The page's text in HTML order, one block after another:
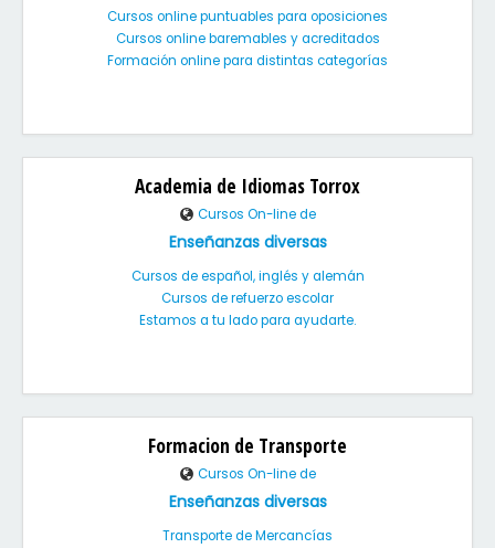
Cursos online puntuables para oposiciones
Cursos online baremables y acreditados
Formación online para distintas categorías
Academia de Idiomas Torrox
Cursos On-line de
Enseñanzas diversas
Cursos de español, inglés y alemán
Cursos de refuerzo escolar
Estamos a tu lado para ayudarte.
Formacion de Transporte
Cursos On-line de
Enseñanzas diversas
Transporte de Mercancías